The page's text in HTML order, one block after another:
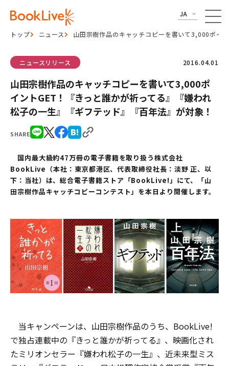
JA
トップ ニュース 山田宗樹作品のキャッチコピーを書いて3,000ポイ
SHARE
ニュースリリース 2016.04.01
山田宗樹作品のキャッチコピーを書いて3,000ポ
イントGET！『きっと誰かが祈ってる』『嫌われ
松子の一生』『ギフテッド』『百年法』が対象！
国内最大級約47万冊の電子書籍を取り扱う株式会社
BookLive （本社：東京都港区、代表取締役社長：淡野 正、以
下：当社）は、総合電子書籍ストア「BookLive!」 にて、「山
田宗樹作品キャッチコピーコンテスト」を本日より開催します。
当キャンペーンは、山田宗樹作品のうち、BookLive!
で独占連載中の『きっと誰かが祈ってる』、映画化され
たミリオンセラー『嫌われ松子の一生』、近未来型ミス